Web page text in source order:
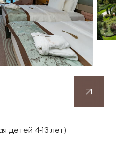
детей 4‑13 лет)